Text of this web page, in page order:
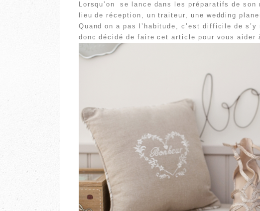
Lorsqu’on se lance dans les préparatifs de
lieu de réception, un traiteur, une wedding
Quand on a pas l’habitude, c’est difficile de
donc décidé de faire cet article pour vous aider